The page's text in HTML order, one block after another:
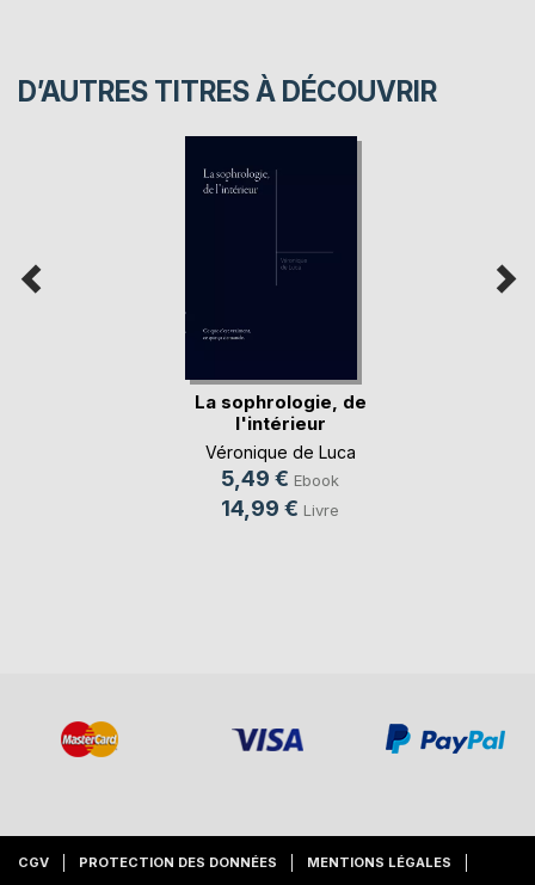
D’AUTRES TITRES À DÉCOUVRIR
La sophrologie, de
l'intérieur
Véronique de Luca
5,49 € Ebook
14,99 € Livre
CGV PROTECTION DES DONNÉES MENTIONS LÉGALES